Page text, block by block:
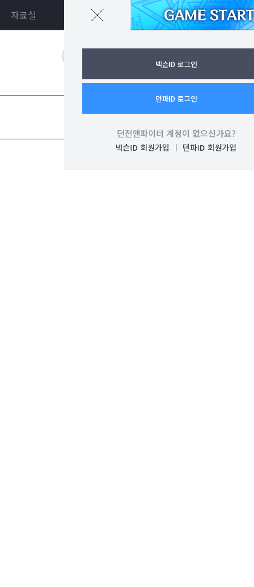
자료실 던파ON로그인
넥슨ID 로그인
던파ID 로그인
던전앤파이터 계정이 없으신가요?
넥슨ID 회원가입 던파ID 회원가입